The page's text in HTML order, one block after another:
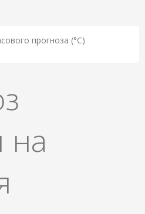
прогноза (°C)
на